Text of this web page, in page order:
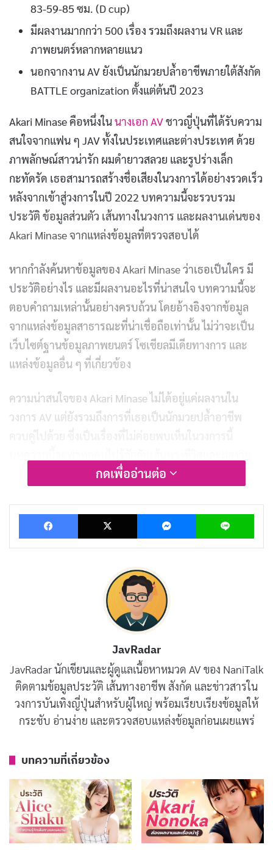
83-59-85 ซม. (D cup)
มีผลงานมากกว่า 500 เรื่อง รวมถึงผลงาน VR และ
ภาพยนตร์หลากหลายแนว
นอกจากงาน AV ยังเป็นนักมวยปล้ำอาชีพภายใต้สังกัด
BATTLE organization ตั้งแต่ต้นปี 2023
Akari Minase คือหนึ่งในนางเอก AVชาวญี่ปุ่นที่ได้รับความ
สนใจจากแฟน ๆ JAV ทั้งในประเทศและต่างประเทศ ด้วย
ภาพลักษณ์สาวน่ารัก ผมดำยาวสลวย และรูปร่างเล็ก
กะทัดรัด เธอสามารถสร้างชื่อเสียงในวงการได้อย่างรวดเร็ว
หลังจากเข้าสู่วงการในปี 2022 บทความนี้จะรวบรวม
ประวัติ ข้อมูลส่วนตัว เส้นทางในวงการ และผลงานเด่นของ
Akari Minase จากแหล่งข้อมูลที่ตรวจสอบได้
หากกำลังค้นหาข้อมูลของ Akari Minase ว่าเธอเป็นใคร มี
ประวัติอย่างไร และมีผลงานอะไรที่น่าสนใจ บทความนี้จะ
ตอบคำถามเหล่านั้นอย่างครบถ้วน โดยอ้างอิงจากข้อมูล
จากแหล่งข้อมูลสาธารณะที่น่าเชื่อถือเท่านั้น ไม่ว่าจะเป็น
เว็บไซต์ฐานข้อมูลภาพยนตร์ โซเชียลมีเดียทางการ และ
แหล่งข้อมูลอื่น ๆ ที่เกี่ยวข้อง
ความน่าสนใจของ Akari Minase ไม่ได้อยู่แค่ผลงานใน
วงการ AV แต่ยังรวมถึงการที่เธอเป็นนักมวยปล้ำอาชีพ
ควบคู่ไปด้วย ซึ่งเป็นเรื่องที่ไม่ค่อยพบเห็นในวงการนี้
Akari Minase คือใคร
Akari Minase มีชื่อในภาษาญี่ปุ่นว่า 皆瀬あかり (みなせ
クティブ) ในประเทศญี่ปุ่น เธอมีภาพลักษณ์สาวใส ผมดำ
ยาว รูปร่างผอมเพรียว และสูง 158 ซม. ซึ่งเป็นสเปกที่ได้รับ
ความนิยมอย่างมากในวงการ AV ญี่ปุ่น จุดเด่นที่ทำให้เธอ
ถูกพูดถึงคือใบหน้าที่ดูเด็กกว่าวัยจริง รวมถึงการแสดงที่
หลากหลายทั้งในรูปแบบผลงานปกติและผลงาน VR
นอกเหนือจากงานในวงการ AV แล้ว Akari Minase ยังมี
กิจกรรมอื่นที่น่าสนใจ โดยเฉพาะการเป็นนักมวยปล้ำอาชีพ
ภายใต้สังกัด BATTLE organization ซึ่งแสดงให้เห็นว่าเธอมี
ภาพยนตร์ผู้ใหญ่เท่านั้น ความสามารถในการทำกิจกรรม
หลายอย่างพร้อมกันทำให้เธอเป็นที่รู้จักในวงกว้างขึ้น
บทความที่เกี่ยวข้อง
ประวัติ Yumi Nijimura นางเอก AV หน้าใหม่มาแรง
กดเพื่ออ่านต่อ
Facebook X Messenger Line
JavRadar
JavRadar นักเขียนและผู้ดูแลเนื้อหาหมวด AV ของ NaniTalk
ติดตามข้อมูลประวัติ เส้นทางอาชีพ สังกัด และข่าวสารใน
วงการบันเทิงญี่ปุ่นสำหรับผู้ใหญ่ พร้อมเรียบเรียงข้อมูลให้
กระชับ อ่านง่าย และตรวจสอบแหล่งข้อมูลก่อนเผยแพร่
บทความที่เกี่ยวข้อง